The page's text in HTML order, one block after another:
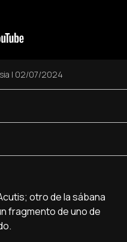
| 02/07/2024
otro de la sábana
fragmento de uno de